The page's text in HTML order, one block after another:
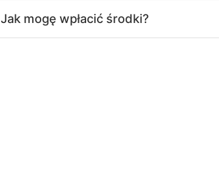
Jak mogę wpłacić środki?